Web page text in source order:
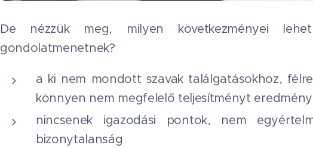
De nézzük meg, milyen következményei
gondolatmenetnek?
a ki nem mondott szavak találgatásokhoz,
könnyen nem megfelelő teljesítményt
nincsenek igazodási pontok, nem
bizonytalanság